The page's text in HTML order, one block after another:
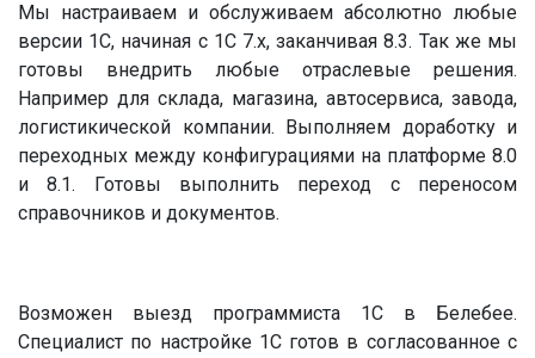
Мы настраиваем и обслуживаем абсолютно любые
версии 1С, начиная с 1С 7.х, заканчивая 8.3. Так же мы
готовы внедрить любые отраслевые решения.
Например для склада, магазина, автосервиса, завода,
логистикической компании. Выполняем доработку и
переходных между конфигурациями на платформе 8.0
и 8.1. Готовы выполнить переход с переносом
справочников и документов.
Возможен выезд программиста 1С в Белебее.
Специалист по настройке 1С готов в согласованное с